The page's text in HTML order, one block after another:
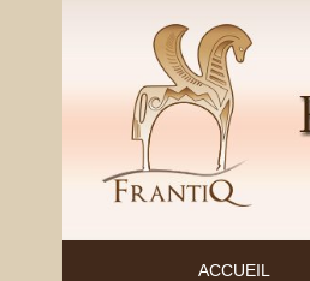
FÉDÉRATION ET
ACCUEIL